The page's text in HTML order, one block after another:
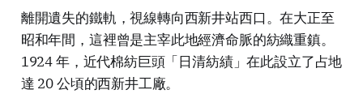
離開遺失的鐵軌，視線轉向西新井站西口。在大正至
昭和年間，這裡曾是主宰此地經濟命脈的紡織重鎮。
1924 年，近代棉紡巨頭「日清紡績」在此設立了占地
達 20 公頃的西新井工廠。